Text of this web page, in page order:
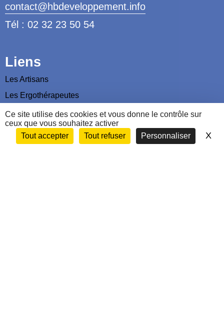
Ce site utilise des cookies et vous donne le contrôle sur
ceux que vous souhaitez activer
Tout accepter
Tout refuser Personnaliser X
contact@hbdeveloppement.info
Tél : 02 32 23 50 54
Liens
Les Artisans
Les Ergothérapeutes
Nous contacter